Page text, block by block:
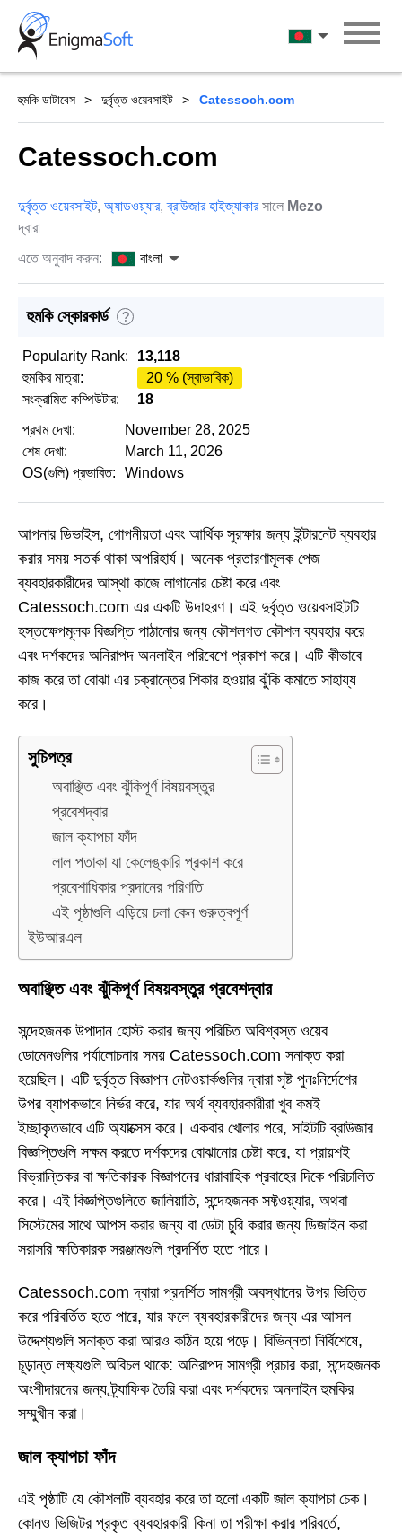
Skip
content
বাংলা
হুমকি ডাটাবেস দুর্বৃত্ত ওয়েবসাইট Catessoch.com
Catessoch.com
দুর্বৃত্ত ওয়েবসাইট, অ্যাডওয়্যার,ব্রাউজার হাইজ্যাকারসালে Mezo
দ্বারা
এতে অনুবাদ করুন:
বাংলা
হুমকি স্কোরকার্ড ?
Popularity Rank:
13,118
হুমকির মাত্রা:
20 % (স্বাভাবিক)
সংক্রামিত কম্পিউটার:
18
প্রথম দেখা:
November 28, 2025
শেষ দেখা:
March 11, 2026
OS(গুলি) প্রভাবিত:
Windows
আপনার ডিভাইস, গোপনীয়তা এবং আর্থিক সুরক্ষার জন্য ইন্টারনেট ব্যবহার
করার সময় সতর্ক থাকা অপরিহার্য। অনেক প্রতারণামূলক পেজ
ব্যবহারকারীদের আস্থা কাজে লাগানোর চেষ্টা করে এবং
Catessoch.com এর একটি উদাহরণ। এই দুর্বৃত্ত ওয়েবসাইটটি
হস্তক্ষেপমূলক বিজ্ঞপ্তি পাঠানোর জন্য কৌশলগত কৌশল ব্যবহার করে
এবং দর্শকদের অনিরাপদ অনলাইন পরিবেশে প্রকাশ করে। এটি কীভাবে
কাজ করে তা বোঝা এর চক্রান্তের শিকার হওয়ার ঝুঁকি কমাতে সাহায্য
করে।
সুচিপত্র
অবাঞ্ছিত এবং ঝুঁকিপূর্ণ বিষয়বস্তুর
প্রবেশদ্বার
জাল ক্যাপচা ফাঁদ
লাল পতাকা যা কেলেঙ্কারি প্রকাশ করে
প্রবেশাধিকার প্রদানের পরিণতি
এই পৃষ্ঠাগুলি এড়িয়ে চলা কেন গুরুত্বপূর্ণ
ইউআরএল
অবাঞ্ছিত এবং ঝুঁকিপূর্ণ বিষয়বস্তুর প্রবেশদ্বার
সন্দেহজনক উপাদান হোস্ট করার জন্য পরিচিত অবিশ্বস্ত ওয়েব
ডোমেনগুলির পর্যালোচনার সময় Catessoch.com সনাক্ত করা
হয়েছিল। এটি দুর্বৃত্ত বিজ্ঞাপন নেটওয়ার্কগুলির দ্বারা সৃষ্ট পুনঃনির্দেশের
উপর ব্যাপকভাবে নির্ভর করে, যার অর্থ ব্যবহারকারীরা খুব কমই
ইচ্ছাকৃতভাবে এটি অ্যাক্সেস করে। একবার খোলার পরে, সাইটটি ব্রাউজার
বিজ্ঞপ্তিগুলি সক্ষম করতে দর্শকদের বোঝানোর চেষ্টা করে, যা প্রায়শই
বিভ্রান্তিকর বা ক্ষতিকারক বিজ্ঞাপনের ধারাবাহিক প্রবাহের দিকে পরিচালিত
করে। এই বিজ্ঞপ্তিগুলিতে জালিয়াতি, সন্দেহজনক সফ্টওয়্যার, অথবা
সিস্টেমের সাথে আপস করার জন্য বা ডেটা চুরি করার জন্য ডিজাইন করা
সরাসরি ক্ষতিকারক সরঞ্জামগুলি প্রদর্শিত হতে পারে।
Catessoch.com দ্বারা প্রদর্শিত সামগ্রী অবস্থানের উপর ভিত্তি
করে পরিবর্তিত হতে পারে, যার ফলে ব্যবহারকারীদের জন্য এর আসল
উদ্দেশ্যগুলি সনাক্ত করা আরও কঠিন হয়ে পড়ে। বিভিন্নতা নির্বিশেষে,
চূড়ান্ত লক্ষ্যগুলি অবিচল থাকে: অনিরাপদ সামগ্রী প্রচার করা, সন্দেহজনক
অংশীদারদের জন্য ট্র্যাফিক তৈরি করা এবং দর্শকদের অনলাইন হুমকির
সম্মুখীন করা।
জাল ক্যাপচা ফাঁদ
এই পৃষ্ঠাটি যে কৌশলটি ব্যবহার করে তা হলো একটি জাল ক্যাপচা চেক।
কোনও ভিজিটর প্রকৃত ব্যবহারকারী কিনা তা পরীক্ষা করার পরিবর্তে,